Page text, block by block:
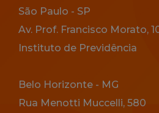
São Paulo - SP
Av. Prof. Francisco Morato,
Instituto de Previdência
Belo Horizonte - MG
Rua Menotti Muccelli, 580